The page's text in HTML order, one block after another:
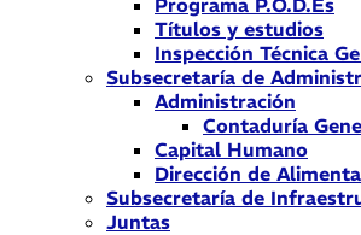
Programa P.O.D.Es
Títulos y estudios
Inspección Técnica
Subsecretaría de
Administración
Contaduría
Capital Humano
Dirección de
Subsecretaría de
Juntas